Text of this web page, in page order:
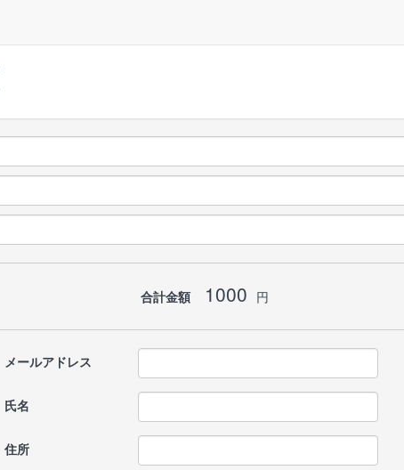
合計金額 1000 円
メールアドレス
氏名
住所